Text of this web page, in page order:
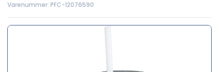
Varenummer: PFC-12076590